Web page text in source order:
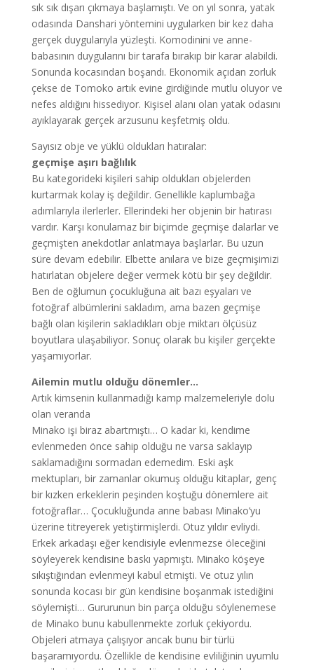
sık sık dışarı çıkmaya başlamıştı. Ve on yıl sonra, yatak
odasında Danshari yöntemini uygularken bir kez daha
gerçek duygularıyla yüzleşti. Komodinini ve anne-
babasının duygularını bir tarafa bırakıp bir karar alabildi.
Sonunda kocasından boşandı. Ekonomik açıdan zorluk
çekse de Tomoko artık evine girdiğinde mutlu oluyor ve
nefes aldığını hissediyor. Kişisel alanı olan yatak odasını
ayıklayarak gerçek arzusunu keşfetmiş oldu.
Sayısız obje ve yüklü oldukları hatıralar:
geçmişe aşırı bağlılık
Bu kategorideki kişileri sahip oldukları objelerden
kurtarmak kolay iş değildir. Genellikle kaplumbağa
adımlarıyla ilerlerler. Ellerindeki her objenin bir hatırası
vardır. Karşı konulamaz bir biçimde geçmişe dalarlar ve
geçmişten anekdotlar anlatmaya başlarlar. Bu uzun
süre devam edebilir. Elbette anılara ve bize geçmişimizi
hatırlatan objelere değer vermek kötü bir şey değildir.
Ben de oğlumun çocukluğuna ait bazı eşyaları ve
fotoğraf albümlerini sakladım, ama bazen geçmişe
bağlı olan kişilerin sakladıkları obje miktarı ölçüsüz
boyutlara ulaşabiliyor. Sonuç olarak bu kişiler gerçekte
yaşamıyorlar.
Ailemin mutlu olduğu dönemler…
Artık kimsenin kullanmadığı kamp malzemeleriyle dolu
olan veranda
Minako işi biraz abartmıştı… O kadar ki, kendime
evlenmeden önce sahip olduğu ne varsa saklayıp
saklamadığını sormadan edemedim. Eski aşk
mektupları, bir zamanlar okumuş olduğu kitaplar, genç
bir kızken erkeklerin peşinden koştuğu dönemlere ait
fotoğraflar… Çocukluğunda anne babası Minako’yu
üzerine titreyerek yetiştirmişlerdi. Otuz yıldır evliydi.
Erkek arkadaşı eğer kendisiyle evlenmezse öleceğini
söyleyerek kendisine baskı yapmıştı. Minako köşeye
sıkıştığından evlenmeyi kabul etmişti. Ve otuz yılın
sonunda kocası bir gün kendisine boşanmak istediğini
söylemişti… Gururunun bin parça olduğu söylenemese
de Minako bunu kabullenmekte zorluk çekiyordu.
Objeleri atmaya çalışıyor ancak bunu bir türlü
başaramıyordu. Özellikle de kendisine evliliğinin uyumlu